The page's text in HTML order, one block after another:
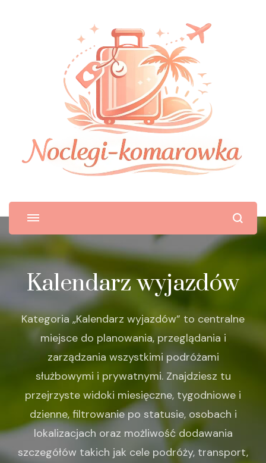
Kalendarz wyjazdów
Kategoria „Kalendarz wyjazdów” to centralne
miejsce do planowania, przeglądania i
zarządzania wszystkimi podróżami
służbowymi i prywatnymi. Znajdziesz tu
przejrzyste widoki miesięczne, tygodniowe i
dzienne, filtrowanie po statusie, osobach i
lokalizacjach oraz możliwość dodawania
szczegółów takich jak cele podróży, transport,